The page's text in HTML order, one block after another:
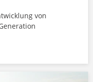
von